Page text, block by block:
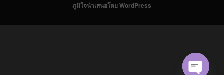
ภูมิใจนำเสนอโดย WordPress